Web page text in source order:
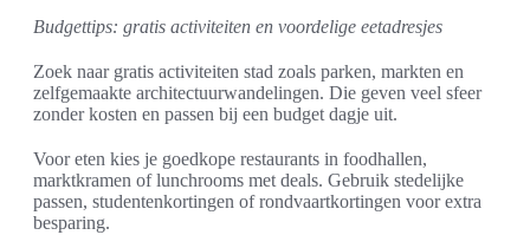
Budgettips: gratis activiteiten en voordelige eetadresjes
Zoek naar gratis activiteiten stad zoals parken, markten en
zelfgemaakte architectuurwandelingen. Die geven veel sfeer
zonder kosten en passen bij een budget dagje uit.
Voor eten kies je goedkope restaurants in foodhallen,
marktkramen of lunchrooms met deals. Gebruik stedelijke
passen, studentenkortingen of rondvaartkortingen voor extra
besparing.